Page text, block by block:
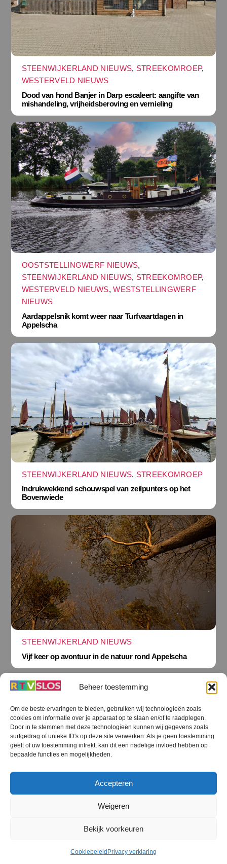
Beheer toestemming
Om de beste ervaringen te bieden, gebruiken wij technologieën zoals
cookies om informatie over je apparaat op te slaan en/of te raadplegen.
Door in te stemmen met deze technologieën kunnen wij gegevens zoals
surfgedrag of unieke ID's op deze site verwerken. Als je geen toestemming
geeft of uw toestemming intrekt, kan dit een nadelige invloed hebben op
bepaalde functies en mogelijkheden.
Accepteren
Weigeren
Bekijk voorkeuren
Cookiebeleid Privacy verklaring
STEENWIJKERLAND NIEUWS, STREEKOMROEP,
WESTERVELD NIEUWS
Dood van hond Banjer in Darp escaleert: aangifte van
mishandeling, vrijheidsberoving en vernieling
OOSTSTELLINGWERF NIEUWS,
STEENWIJKERLAND NIEUWS, STREEKOMROEP,
WESTERVELD NIEUWS,WESTSTELLINGWERF
NIEUWS
Aardappelsnik komt weer naar Turfvaartdagen in
Appelscha
STEENWIJKERLAND NIEUWS, STREEKOMROEP
Indrukwekkend schouwspel van zeilpunters op het
Bovenwiede
STEENWIJKERLAND NIEUWS
Vijf keer op avontuur in de natuur rond Appelscha
Terug
naar
boven
RTV SLOS
RTV SLOS ANBI